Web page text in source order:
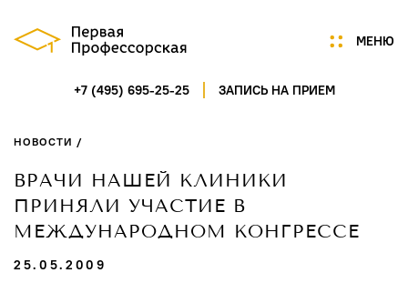
МЕНЮ
+7 (495) 695-25-25 ЗАПИСЬ НА ПРИЕМ
Услуги
Портфолио
Специалисты
НОВОСТИ /
ВРАЧИ НАШЕЙ КЛИНИКИ
ПРИНЯЛИ УЧАСТИЕ В
МЕЖДУНАРОДНОМ КОНГРЕССЕ
25.05.2009